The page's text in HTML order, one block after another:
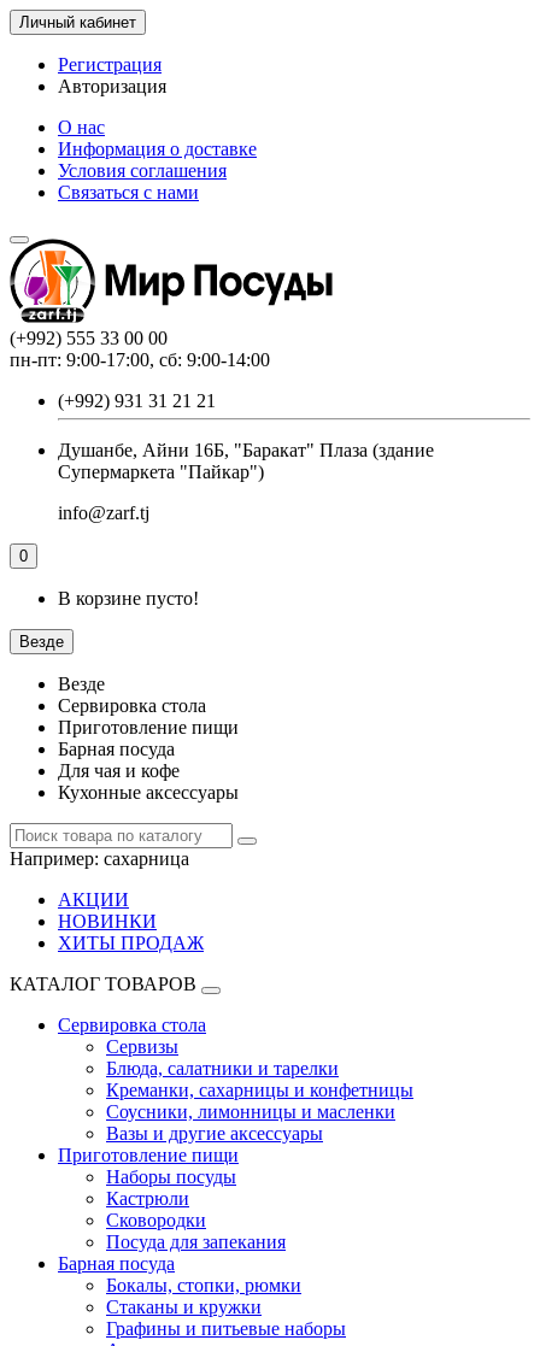
Личный кабинет
Регистрация
Авторизация
О нас
Информация о доставке
Условия соглашения
Связаться с нами
(+992) 555 33 00 00
пн-пт: 9:00-17:00, сб: 9:00-14:00
(+992) 931 31 21 21
Душанбе, Айни 16Б, "Баракат" Плаза (здание
Супермаркета "Пайкар")
info@zarf.tj
0
В корзине пусто!
Везде
Везде
Сервировка стола
Приготовление пищи
Барная посуда
Для чая и кофе
Кухонные аксессуары
Например: сахарница
АКЦИИ
НОВИНКИ
ХИТЫ ПРОДАЖ
КАТАЛОГ ТОВАРОВ
Сервировка стола
Сервизы
Блюда, салатники и тарелки
Креманки, сахарницы и конфетницы
Соусники, лимонницы и масленки
Вазы и другие аксессуары
Приготовление пищи
Наборы посуды
Кастрюли
Сковородки
Посуда для запекания
Барная посуда
Бокалы, стопки, рюмки
Стаканы и кружки
Графины и питьевые наборы